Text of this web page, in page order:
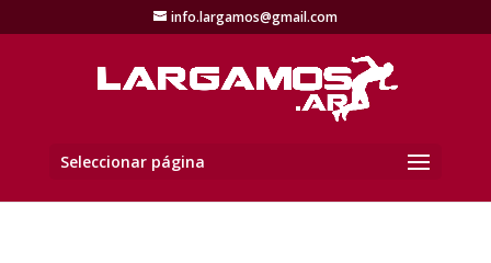
info.largamos@gmail.com
Seleccionar página